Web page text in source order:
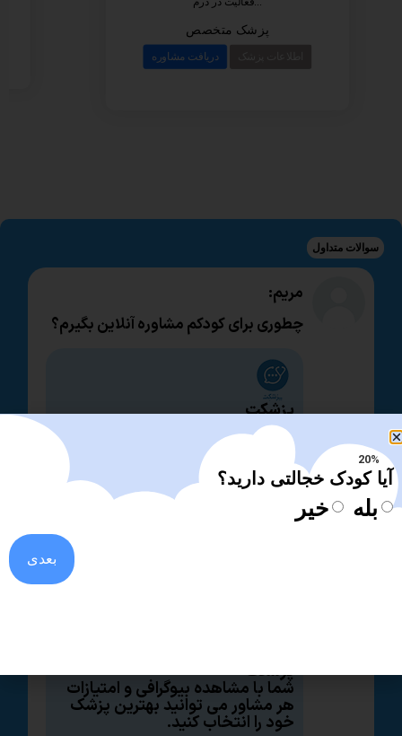
سوالات متداول
مریم:
چطوری برای کودکم مشاوره آنلاین بگیرم؟
پزشکت
بعد از انتخاب پزشک خود به صورت
تلفنی و متنی با متخصص آنلاین
صحبت کنید.
پزشکت
شما با مشاهده بیوگرافی و امتیازات
هر مشاور می توانید بهترین پزشک
خود را انتخاب کنید.
20%
آیا کودک خجالتی دارید؟
بله خیر
بعدی